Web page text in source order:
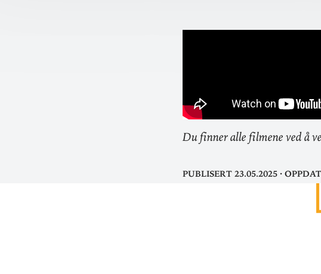
Du finner alle filmene ved å
Publisert 23.05.2025 ·